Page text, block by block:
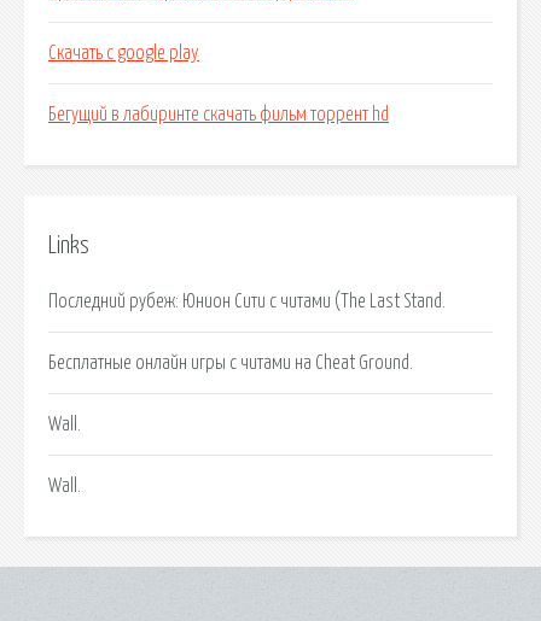
Скачать c google play
Бегущий в лабиринте скачать фильм торрент hd
Links
Последний рубеж: Юнион Сити с читами (The Last Stand.
Бесплатные онлайн игры с читами на Cheat Ground.
Wall.
Wall.